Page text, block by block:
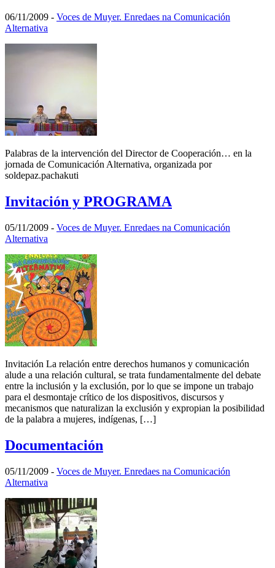
06/11/2009 - Voces de Muyer. Enredaes na Comunicación
Alternativa
Palabras de la intervención del Director de Cooperación… en la
jornada de Comunicación Alternativa, organizada por
soldepaz.pachakuti
Invitación y PROGRAMA
05/11/2009 - Voces de Muyer. Enredaes na Comunicación
Alternativa
Invitación La relación entre derechos humanos y comunicación
alude a una relación cultural, se trata fundamentalmente del debate
entre la inclusión y la exclusión, por lo que se impone un trabajo
para el desmontaje crítico de los dispositivos, discursos y
mecanismos que naturalizan la exclusión y expropian la posibilidad
de la palabra a mujeres, indígenas, […]
Documentación
05/11/2009 - Voces de Muyer. Enredaes na Comunicación
Alternativa